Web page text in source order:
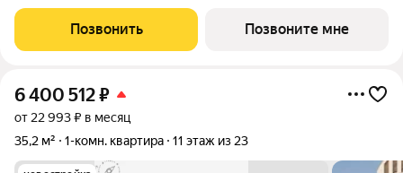
Жилой квартал «Бережно» это проект класса Бизнес,
созданный с уважением к городу и
Позвонить Позвоните мне
6 400 512₽
от 22 993 ₽ в месяц
35,2 м²
1-комн. квартира 11 этаж из 23